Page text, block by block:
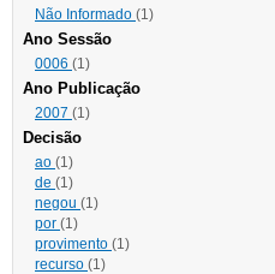
Não Informado (1)
Ano Sessão
0006 (1)
Ano Publicação
2007 (1)
Decisão
ao (1)
de (1)
negou (1)
por (1)
provimento (1)
recurso (1)